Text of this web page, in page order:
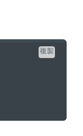
複製